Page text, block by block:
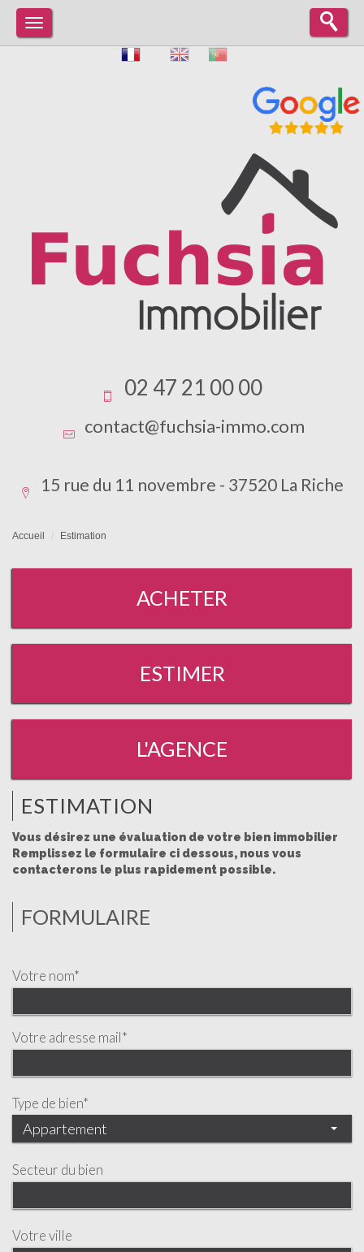
02 47 21 00 00
contact@fuchsia-immo.com
15 rue du 11 novembre - 37520 La Riche
Accueil Estimation
ACHETER
ESTIMER
L'AGENCE
ESTIMATION
Vous désirez une évaluation de votre bien immobilier
Remplissez le formulaire ci dessous, nous vous
contacterons le plus rapidement possible.
FORMULAIRE
Votre nom*
Votre adresse mail*
Type de bien*
Appartement
Secteur du bien
Votre ville